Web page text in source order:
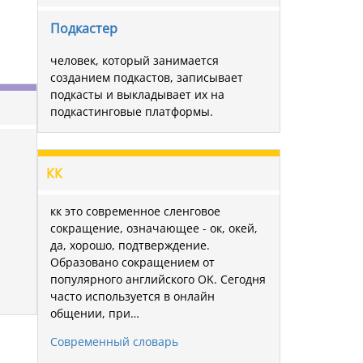
Подкастер
человек, который занимается
созданием подкастов, записывает
подкасты и выкладывает их на
подкастинговые платформы.
КК
кк это современное сленговое
сокращение, означающее - ок, окей,
да, хорошо, подтверждение.
Образовано сокращением от
популярного английского OK. Сегодня
часто используется в онлайн
общении, при…
Современный словарь